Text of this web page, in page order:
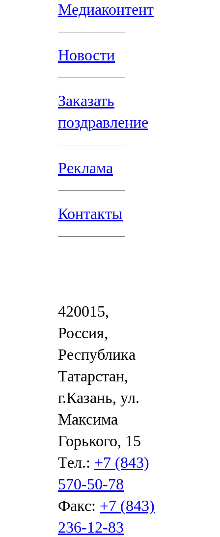
Медиаконтент
Новости
Заказать
поздравление
Реклама
Контакты
420015,
Россия,
Республика
Татарстан,
г.Казань, ул.
Максима
Горького, 15
Тел.: +7 (843)
570-50-78
Факс: +7 (843)
236-12-83